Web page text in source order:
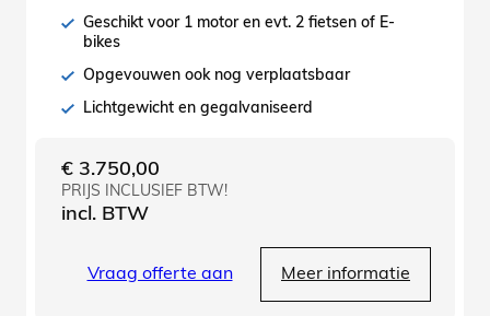
Geschikt voor 1 motor en evt. 2 fietsen of E-
bikes
Opgevouwen ook nog verplaatsbaar
Lichtgewicht en gegalvaniseerd
€ 3.750,00
PRIJS INCLUSIEF BTW!
incl. BTW
Vraag offerte aan Meer informatie